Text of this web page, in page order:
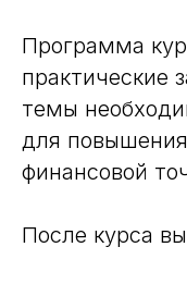
Программа
практические
темы
для
финансовой
После курса